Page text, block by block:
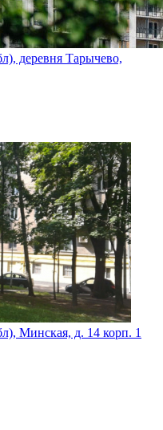
деревня Тарычево,
Минская, д. 14 корп. 1